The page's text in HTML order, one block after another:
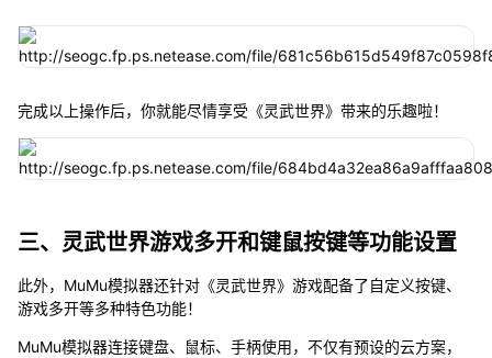
完成以上操作后，你就能尽情享受《灵武世界》带来的乐趣啦！
三、灵武世界游戏多开和键鼠按键等功能设置
此外，MuMu模拟器还针对《灵武世界》游戏配备了自定义按键、
游戏多开等多种特色功能！
MuMu模拟器连接键盘、鼠标、手柄使用，不仅有预设的云方案，